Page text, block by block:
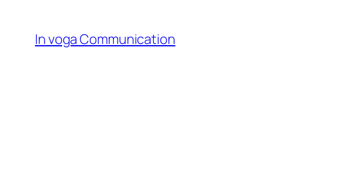
content
In voga Communication